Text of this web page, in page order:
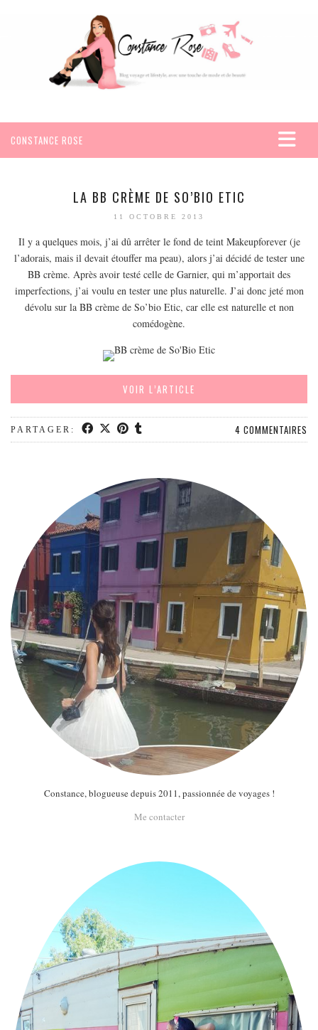
CONSTANCE ROSE
SEYCHELLES
AMÉRIQUE
MEXIQUE
HONGRIE
ITALIE
RÉPUBLIQUE TCHÈQUE
OCÉANIE
AUSTRALIE
ARTICLES PRATIQUES
YOGA
MON PROGRAMME DE YOGA EN LIGNE
AUTRES CATÉGORIES
MODE
BEAUTÉ
DIVERSES BOX
LIFESTYLE
ME CONTACTER
PARUTIONS ET PARTENARIATS
LA BB CRÈME DE SO’BIO ETIC
11 OCTOBRE 2013
Il y a quelques mois, j’ai dû arrêter le fond de teint Makeupforever (je
l’adorais, mais il devait étouffer ma peau), alors j’ai décidé de tester une
BB crème. Après avoir testé celle de Garnier, qui m’apportait des
imperfections, j’ai voulu en tester une plus naturelle. J’ai donc jeté mon
dévolu sur la BB crème de So’bio Etic, car elle est naturelle et non
comédogène.
VOIR L’ARTICLE
PARTAGER: 4 COMMENTAIRES
Constance, blogueuse depuis 2011, passionnée de voyages !
Me contacter